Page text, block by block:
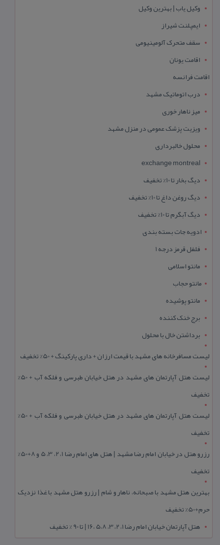
وکیل یاب | بهترین وکیل
ایمپلنت شیراز
سقف متحرک آلومینیومی
اقامت یونان
اقامت فرانسه
درب اتوماتیک مشهد
میز ناهار خوری
ویزیت پزشک عمومی در منزل مشهد
محلول خالبرداری
exchange montreal
دیگ بخار تا 10% تخفیف
دیگ روغن داغ تا 10% تخفیف
دیگ آبگرم تا 10% تخفیف
ادویه جات بسته بندی
فلفل قرمز درجه 1
مانتو اسلامی
مانتو حجاب
مانتو پوشیده
برج خنک کننده
برداشتن خال با محلول
لیست مسافرخانه های مشهد با قیمت ارزان + داری پارکینگ + 50% تخفیف
لیست هتل آپارتمان های مشهد در هتل خیابان طبرسی و فلکه آب + 50%
تخفیف
لیست هتل آپارتمان های مشهد در هتل خیابان طبرسی و فلکه آب + 50%
تخفیف
رزرو هتل در خیابان امام رضا مشهد | هتل‌ های امام رضا 1، 2، 3، 5 و 8+50%
تخفیف
بهترین هتل مشهد با صبحانه، ناهار و شام | رزرو هتل مشهد با غذا نزدیک
حرم+50% تخفیف
هتل آپارتمان خیابان امام رضا 1، 2، 3، 5،8 ،16 | تا 90 % تخفیف